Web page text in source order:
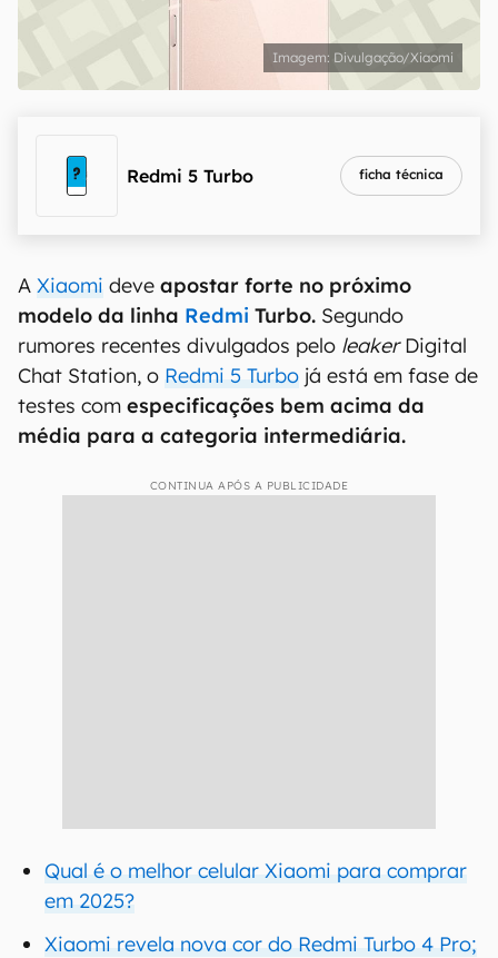
Divulgação/Xiaomi
Redmi 5 Turbo ficha técnica
A Xiaomi deve apostar forte no próximo
modelo da linha Redmi Turbo. Segundo
rumores recentes divulgados pelo leakerDigital
Chat Station, o Redmi 5 Turbo já está em fase de
testes com especificações bem acima da
média para a categoria intermediária.
CONTINUA APÓS A PUBLICIDADE
Qual é o melhor celular Xiaomi para comprar
em 2025?
Xiaomi revela nova cor do Redmi Turbo 4 Pro;